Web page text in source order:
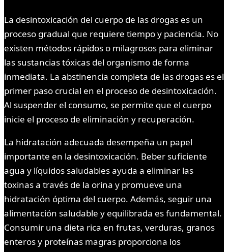
La desintoxicación del cuerpo de las drogas es un
proceso gradual que requiere tiempo y paciencia. No
existen métodos rápidos o milagrosos para eliminar
las sustancias tóxicas del organismo de forma
inmediata. La abstinencia completa de las drogas es el
primer paso crucial en el proceso de desintoxicación.
Al suspender el consumo, se permite que el cuerpo
inicie el proceso de eliminación y recuperación.
La hidratación adecuada desempeña un papel
importante en la desintoxicación. Beber suficiente
agua y líquidos saludables ayuda a eliminar las
toxinas a través de la orina y promueve una
hidratación óptima del cuerpo. Además, seguir una
alimentación saludable y equilibrada es fundamental.
Consumir una dieta rica en frutas, verduras, granos
enteros y proteínas magras proporciona los